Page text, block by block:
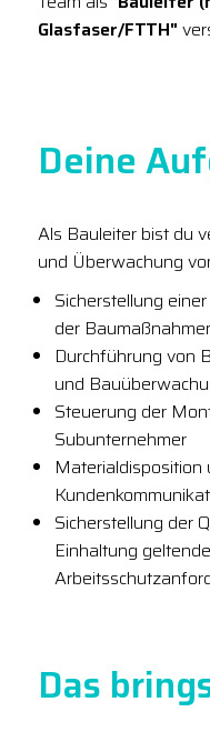
Glasfaser/FTTH"
Deine
Als Bauleiter bist du
und Überwachung
Sicherstellung
der
Durchführung von
und
Steuerung der
Subunternehmer
Sicherstellung der
Einhaltung
Das